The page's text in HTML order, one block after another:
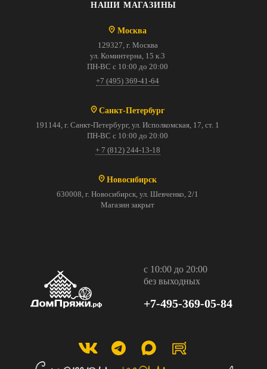
НАШИ МАГАЗИНЫ
Москва
129327, г. Москва
ул. Коминтерна, 15 к.3
ПН-ВС с 10:00 до 20:00
+7 (495) 369-41-64
Санкт-Петербург
191144, г. Санкт-Петербург, ул. Исполкомская, 17, ст. 1
ПН-ВС с 10:00 до 20:00
+ 7 (812) 244-13-18
Новосибирск
630008, г. Новосибирск, ул. Шевченко, 2/1
Магазин закрыт
с 10:00 до 20:00
без выходных
+7-495-369-05-84